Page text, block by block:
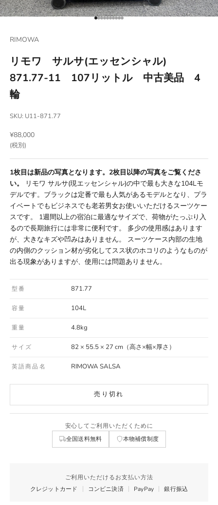
項目に移動する 1
項目に移動する 2
項目に移動する 3
項目に移動する 4
項目に移動する 5
項目に移動する 6
項目に移動する 7
項目に移動する 8
項目に移動する 9
項目に移動する 10
RIMOWA
リモワ サルサ(エッセンシャル)
871.77-11 107リットル 中古美品 4
輪
SKU: U11-871.77
セール価格
¥88,000
(税別)
1枚目は新品の写真となります。2枚目以降の写真をご覧くださ
い。
リモワ サルサ(現エッセンシャル)の中で最も大きな104Lモ
デルです。ブラックは定番で最も人気があるモデルとなり、プラ
イベートでもビジネスでも老若男女お使いいただけるスーツケー
スです。 1週間以上の宿泊に最適なサイズで、荷物がたっぷり入
るので長期旅行には非常に便利です。 多少の使用感はあります
が、大きなキズや凹みはありません。 スーツケース内部の生地
の内側のクッション材が劣化してスス状のホコリのようなものが
出る現象がありますが、使用には問題ありません。
型番 871.77
容量 104L
重量 4.8kg
サイズ 82 × 55.5 × 27 cm（高さ×幅×厚さ）
英語商品名 RIMOWA SALSA
売り切れ
安心してご利用いただくために
全国送料無料 本物補償制度
ご利用いただけるお支払い方法
クレジットカード
コンビニ決済 PayPay 銀行振込